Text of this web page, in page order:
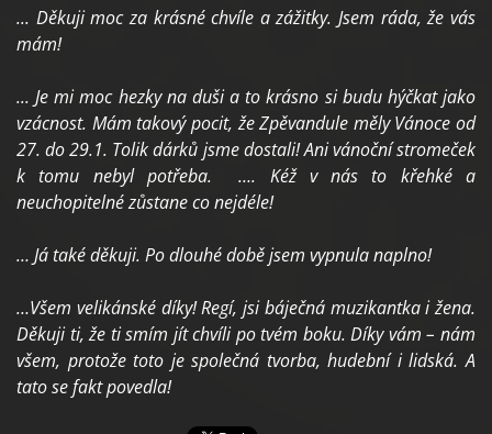
... Děkuji moc za krásné chvíle a zážitky. Jsem ráda, že vás
mám!
... Je mi moc hezky na duši a to krásno si budu hýčkat jako
vzácnost. Mám takový pocit, že Zpěvandule měly Vánoce od
27. do 29.1. Tolik dárků jsme dostali! Ani vánoční stromeček
k tomu nebyl potřeba. …. Kéž v nás to křehké a
neuchopitelné zůstane co nejdéle!
… Já také děkuji. Po dlouhé době jsem vypnula naplno!
…Všem velikánské díky! Regí, jsi báječná muzikantka i žena.
Děkuji ti, že ti smím jít chvíli po tvém boku. Díky vám – nám
všem, protože toto je společná tvorba, hudební i lidská. A
tato se fakt povedla!